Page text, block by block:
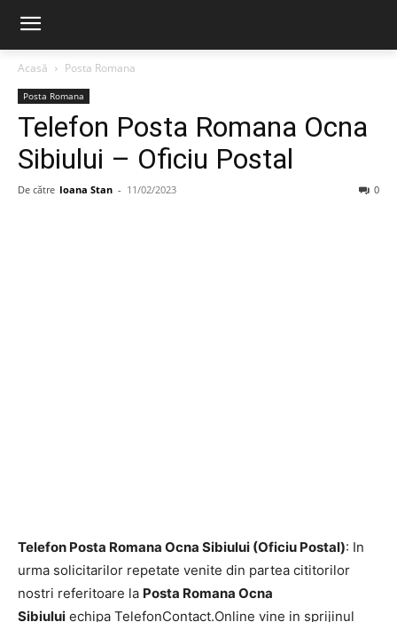
Acasă Posta Romana
Posta Romana
Telefon Posta Romana Ocna
Sibiului – Oficiu Postal
De către Ioana Stan - 11/02/2023 0
Telefon Posta Romana Ocna Sibiului (Oficiu Postal): In
urma solicitarilor repetate venite din partea cititorilor
nostri referitoare la Posta Romana Ocna
Sibiului echipa TelefonContact.Online vine in sprijinul